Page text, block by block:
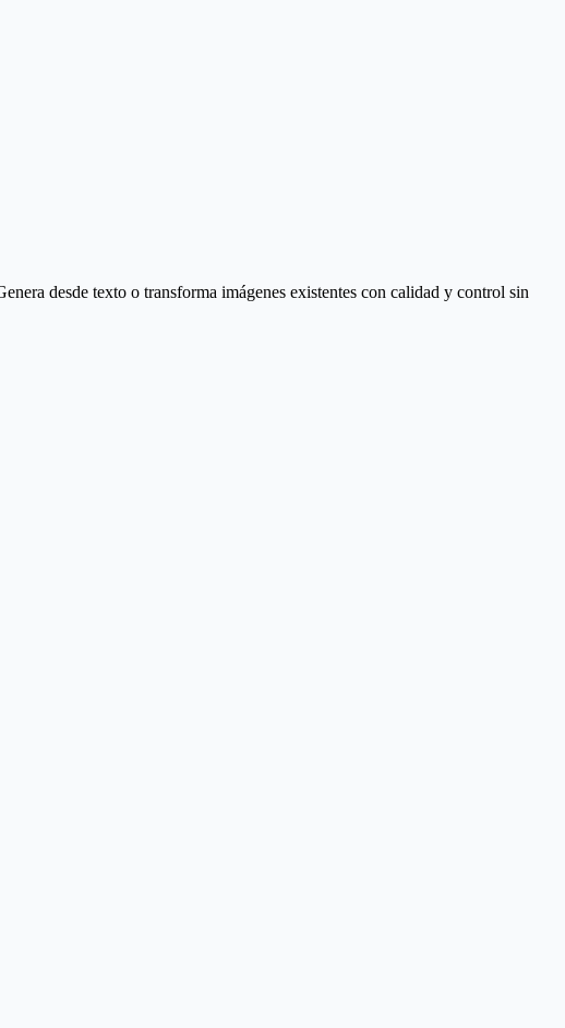
desde texto o transforma imágenes existentes con calidad y control sin